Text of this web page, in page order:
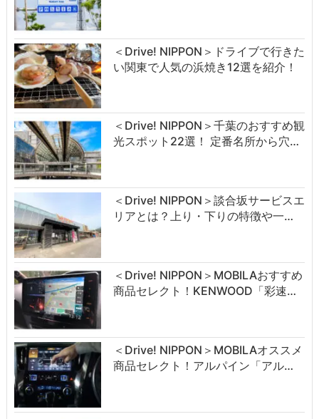
＜Drive! NIPPON＞ドライブで行きた
い関東で人気の浜焼き12選を紹介！
＜Drive! NIPPON＞千葉のおすすめ観
光スポット22選！ 定番名所から穴…
＜Drive! NIPPON＞談合坂サービスエ
リアとは？上り・下りの特徴や一…
＜Drive! NIPPON＞MOBILAおすすめ
商品セレクト！KENWOOD「彩速…
＜Drive! NIPPON＞MOBILAオススメ
商品セレクト！アルパイン「アル…